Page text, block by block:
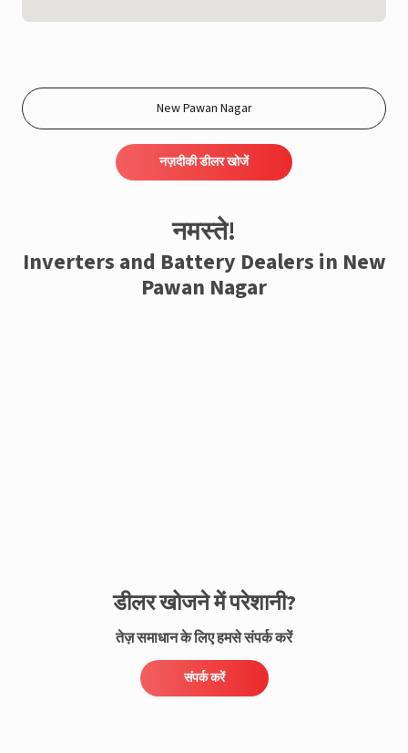
नज़दीकी डीलर खोजें
नमस्ते!
Inverters and Battery Dealers in New
Pawan Nagar
डीलर खोजने में परेशानी?
तेज़ समाधान के लिए हमसे संपर्क करें
संपर्क करें